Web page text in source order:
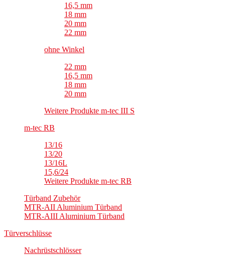
16,5 mm
18 mm
20 mm
22 mm
ohne Winkel
22 mm
16,5 mm
18 mm
20 mm
Weitere Produkte m-tec III S
m-tec RB
13/16
13/20
13/16L
15,6/24
Weitere Produkte m-tec RB
Türband Zubehör
MTR-AII Aluminium Türband
MTR-AIII Aluminium Türband
Türverschlüsse
Nachrüstschlösser